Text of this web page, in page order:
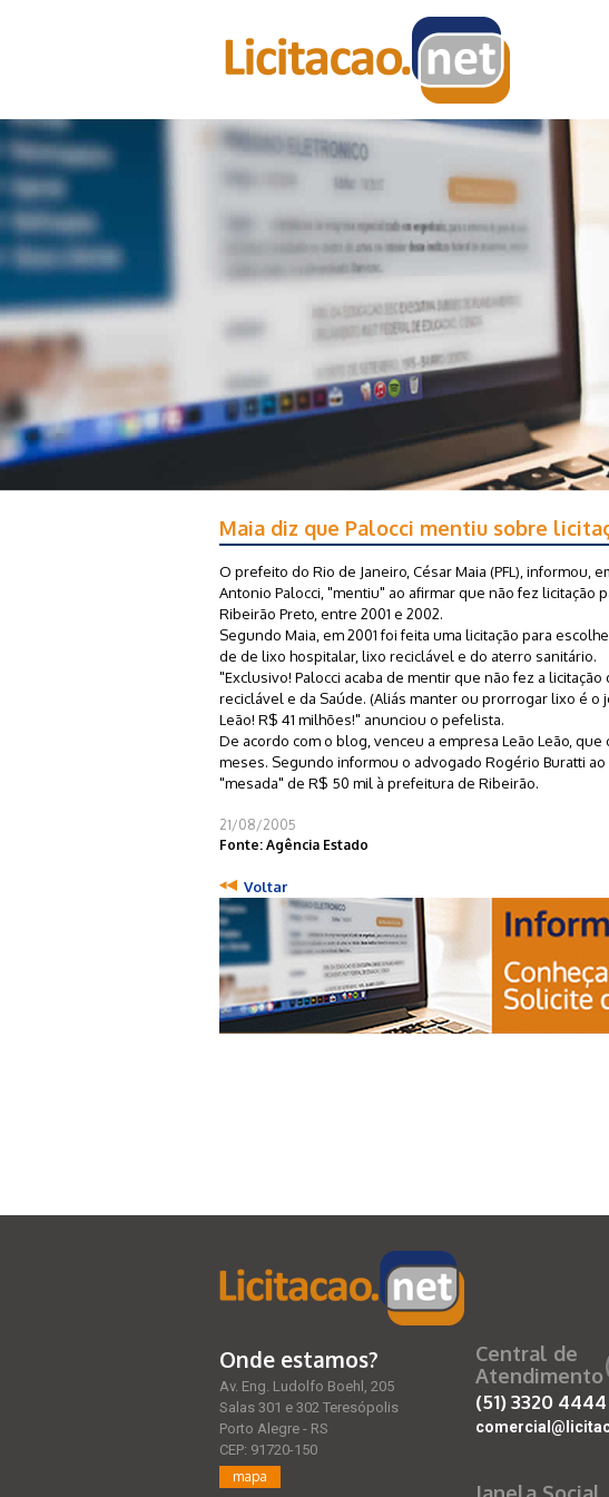
Maia diz que Palocci mentiu sobre
O prefeito do Rio de Janeiro, César Maia (PFL), informou,
Antonio Palocci, "mentiu" ao afirmar que não fez licitação
Ribeirão Preto, entre 2001 e 2002.
Segundo Maia, em 2001 foi feita uma licitação para
de de lixo hospitalar, lixo reciclável e do aterro sanitário.
"Exclusivo! Palocci acaba de mentir que não fez a
reciclável e da Saúde. (Aliás manter ou prorrogar lixo é o
Leão! R$ 41 milhões!" anunciou o pefelista.
De acordo com o blog, venceu a empresa Leão Leão,
meses. Segundo informou o advogado Rogério Buratti
"mesada" de R$ 50 mil à prefeitura de Ribeirão.
21/08/2005
Fonte: Agência Estado
Voltar
Onde estamos?
Av. Eng. Ludolfo Boehl, 205
Salas 301 e 302 Teresópolis
Porto Alegre - RS
CEP: 91720-150
mapa
Central de
Atendimento
(51)3320 4444